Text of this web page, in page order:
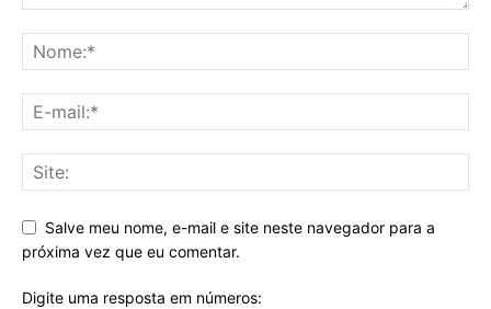
Salve meu nome, e-mail e site neste navegador para a
próxima vez que eu comentar.
Digite uma resposta em números: